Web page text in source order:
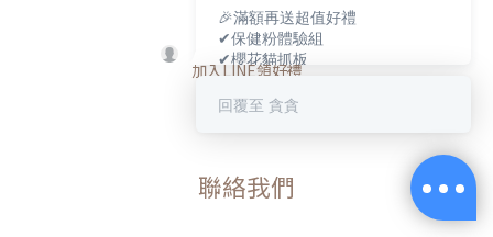
退換貨政策
貪貪會員制度
加入LINE領好禮
聯絡我們
🎉滿額再送超值好禮
✔保健粉體驗組
✔櫻花貓抓板
✔寵物好眠四季墊
😺新朋友加LINE領取免費罐罐
https://lin.ee/O7fP797
回覆至 貪貪